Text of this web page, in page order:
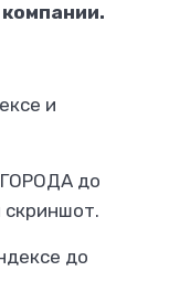
и
до
скриншот.
до